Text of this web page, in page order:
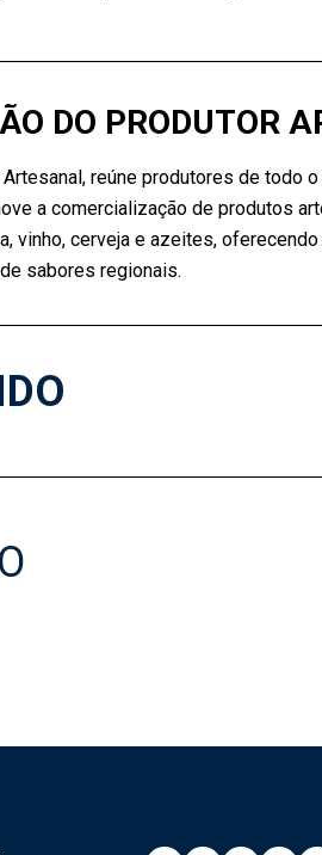
DO PRODUTOR
reúne produtores de todo
a comercialização de produtos
vinho, cerveja e azeites,
sabores regionais.